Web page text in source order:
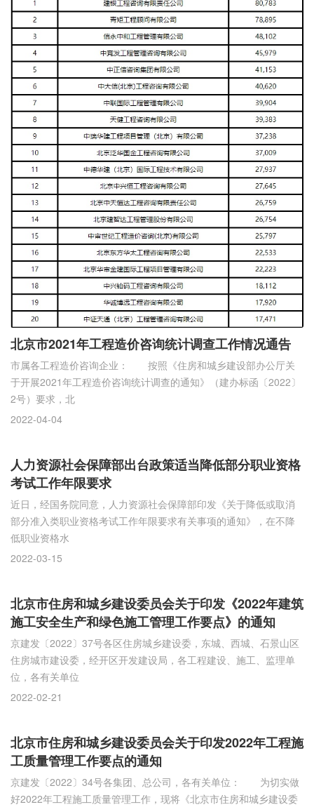
北京市2021年工程造价咨询统计调查工作情况通告
市属各工程造价咨询企业： 按照《住房和城乡建设部办公厅关
于开展2021年工程造价咨询统计调查的通知》（建办标函〔2022〕
2号）要求，北
2022-04-04
人力资源社会保障部出台政策适当降低部分职业资格
考试工作年限要求
近日，经国务院同意，人力资源社会保障部印发《关于降低或取消
部分准入类职业资格考试工作年限要求有关事项的通知》，在不降
低职业资格水
2022-03-15
北京市住房和城乡建设委员会关于印发《2022年建筑
施工安全生产和绿色施工管理工作要点》的通知
京建发〔2022〕37号各区住房城乡建设委，东城、西城、石景山区
住房城市建设委，经开区开发建设局，各工程建设、施工、监理单
位，各有关单位
2022-02-21
北京市住房和城乡建设委员会关于印发2022年工程施
工质量管理工作要点的通知
京建发〔2022〕34号各集团、总公司，各有关单位： 为切实做
好2022年工程施工质量管理工作，现将《北京市住房和城乡建设委